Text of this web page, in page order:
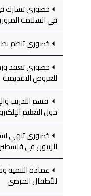
خضوري تشارك
في السلامة
خضوري تنظم
خضوري تعقد
للعروض التقديمية
قسم التدريب
حول التعليم
خضوري تنهي
للزيتون في
عمادة التنمية
للأطفال المرضى